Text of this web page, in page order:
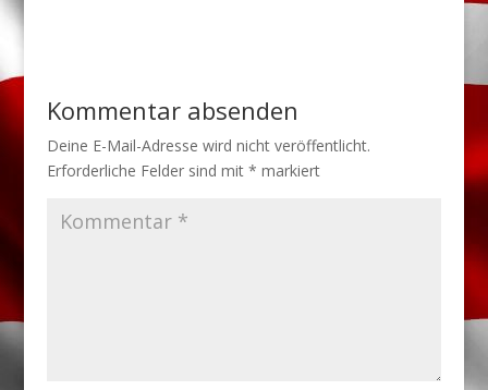
Kommentar absenden
Deine E-Mail-Adresse wird nicht veröffentlicht.
Erforderliche Felder sind mit * markiert